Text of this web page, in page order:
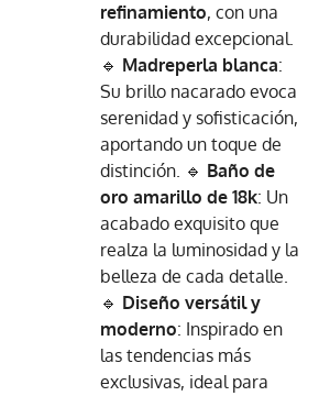
refinamiento, con una
durabilidad excepcional.
🔹 Madreperla blanca:
Su brillo nacarado evoca
serenidad y sofisticación,
aportando un toque de
distinción. 🔹 Baño de
oro amarillo de 18k: Un
acabado exquisito que
realza la luminosidad y la
belleza de cada detalle.
🔹 Diseño versátil y
moderno: Inspirado en
las tendencias más
exclusivas, ideal para